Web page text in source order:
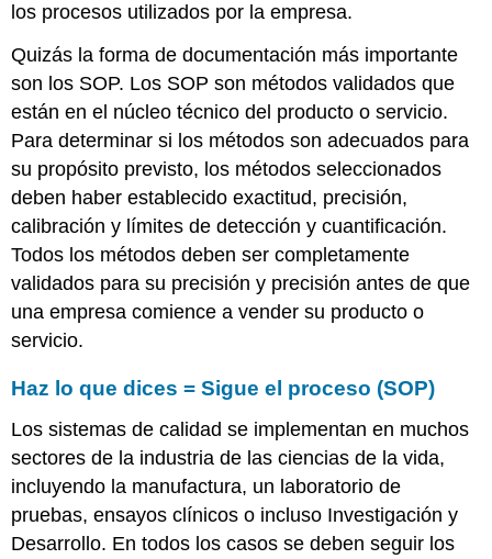
Resultados
Preguntas
de
Estudio
los procesos utilizados por la empresa.
Quizás la forma de documentación más importante
son los SOP. Los SOP son métodos validados que
están en el núcleo técnico del producto o servicio.
Para determinar si los métodos son adecuados para
su propósito previsto, los métodos seleccionados
deben haber establecido exactitud, precisión,
calibración y límites de detección y cuantificación.
Todos los métodos deben ser completamente
validados para su precisión y precisión antes de que
una empresa comience a vender su producto o
servicio.
Haz lo que dices = Sigue el proceso (SOP)
Los sistemas de calidad se implementan en muchos
sectores de la industria de las ciencias de la vida,
incluyendo la manufactura, un laboratorio de
pruebas, ensayos clínicos o incluso Investigación y
Desarrollo. En todos los casos se deben seguir los